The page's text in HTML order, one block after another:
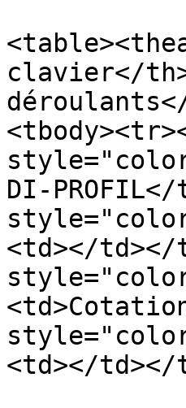
clavier</
DI-
<td></td></
<td></